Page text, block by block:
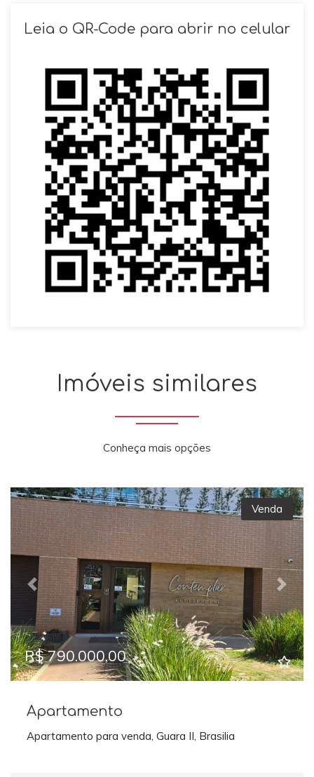
Leia o QR-Code para abrir no celular
Imóveis similares
Conheça mais opções
Previous Next
Venda
R$ 790.000,00
Apartamento
Apartamento para venda, Guara II, Brasilia